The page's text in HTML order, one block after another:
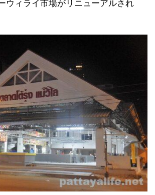
ウィライ市場がリニューアルされ